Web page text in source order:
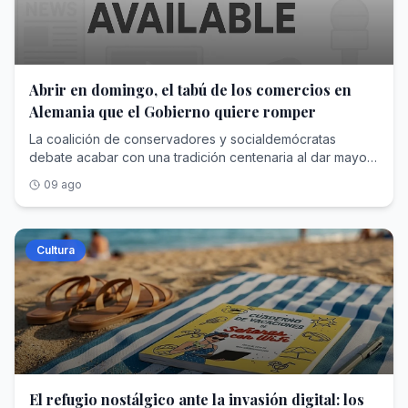
Abrir en domingo, el tabú de los comercios en
Alemania que el Gobierno quiere romper
La coalición de conservadores y socialdemócratas
debate acabar con una tradición centenaria al dar mayor
domingo. La mitad de la población lo respalda
09 ago
Cultura
El refugio nostálgico ante la invasión digital: los